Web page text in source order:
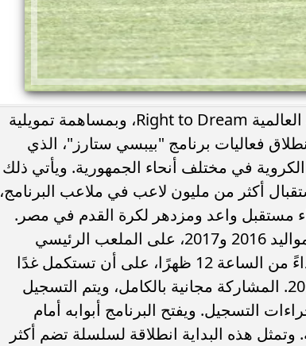
أعلنت شركة بيبسيكو مصر، بالشراكة مع الأكاديمية العالمية Right to Dream، وبمساهمة تمويلية
فعاليات برنامج "بيبسي ستارز"، الذي
في مختلف أنحاء الجمهورية. ويأتي ذلك
أكثر من مليون لاعب في ملاعب البرنامج،
مستقبل واعد ومزدهر لكرة القدم في مصر.
وتنطلق اليوم أولى فعاليات البرنامج للفئة العمرية مواليد 2016 و2017، على الملعب الرئيسي
لبرنامج "بيبسي ستارز" في نادي الهرم بالجيزة، ابتداءً من الساعة 12 ظهرًا، على أن تستكمل غدًا
الثلاثاء 19 أغسطس للفئة العمرية مواليد 2018 و2019. المشاركة مجانية بالكامل، ويتم التسجيل
التسجيل. ويفتح البرنامج أبوابه أمام
وتمثل هذه البداية انطلاقة لسلسلة تضم أكثر
لتدشين
مصر تكتب التاريخ.. فريق “حلم” يفوز بكأس
بطولة Genuine Cup العالمية لكرة...